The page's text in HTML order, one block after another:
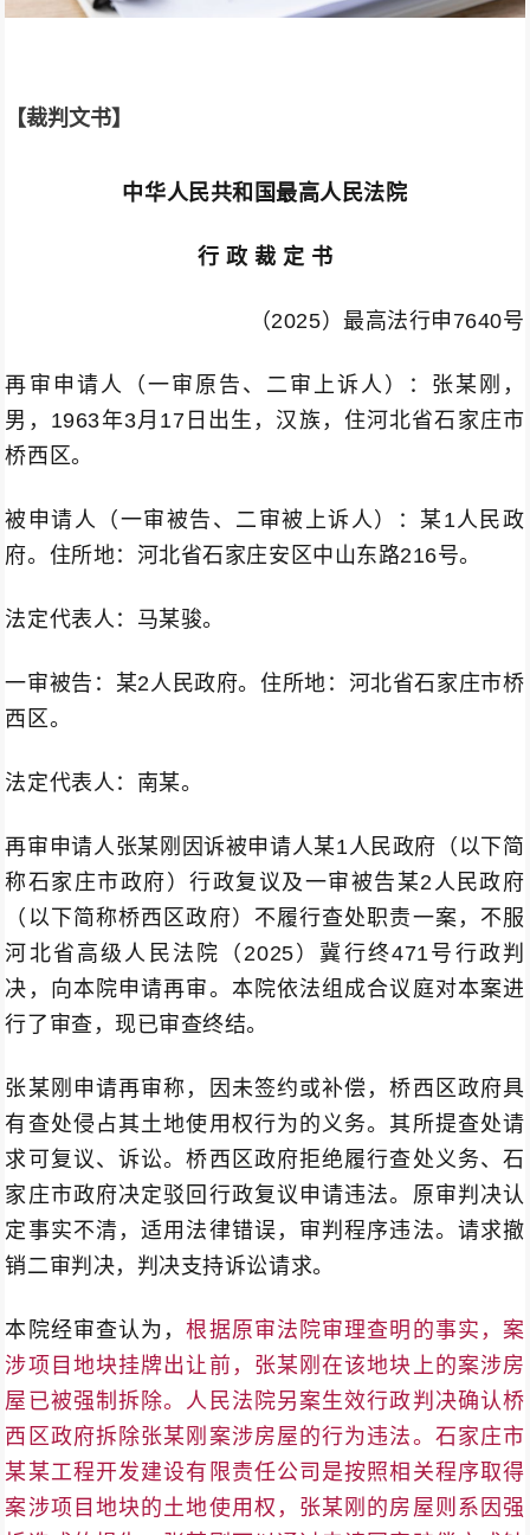
【裁判文书】
中华人民共和国最高人民法院
行 政 裁 定 书
（2025）最高法行申7640号
再审申请人（一审原告、二审上诉人）：张某刚，
男，1963年3月17日出生，汉族，住河北省石家庄市
桥西区。
被申请人（一审被告、二审被上诉人）：某1人民政
府。住所地：河北省石家庄安区中山东路216号。
法定代表人：马某骏。
一审被告：某2人民政府。住所地：河北省石家庄市桥
西区。
法定代表人：南某。
再审申请人张某刚因诉被申请人某1人民政府（以下简
称石家庄市政府）行政复议及一审被告某2人民政府
（以下简称桥西区政府）不履行查处职责一案，不服
河北省高级人民法院（2025）冀行终471号行政判
决，向本院申请再审。本院依法组成合议庭对本案进
行了审查，现已审查终结。
张某刚申请再审称，因未签约或补偿，桥西区政府具
有查处侵占其土地使用权行为的义务。其所提查处请
求可复议、诉讼。桥西区政府拒绝履行查处义务、石
家庄市政府决定驳回行政复议申请违法。原审判决认
定事实不清，适用法律错误，审判程序违法。请求撤
销二审判决，判决支持诉讼请求。
本院经审查认为，根据原审法院审理查明的事实，案
涉项目地块挂牌出让前，张某刚在该地块上的案涉房
屋已被强制拆除。人民法院另案生效行政判决确认桥
西区政府拆除张某刚案涉房屋的行为违法。石家庄市
某某工程开发建设有限责任公司是按照相关程序取得
案涉项目地块的土地使用权，张某刚的房屋则系因强